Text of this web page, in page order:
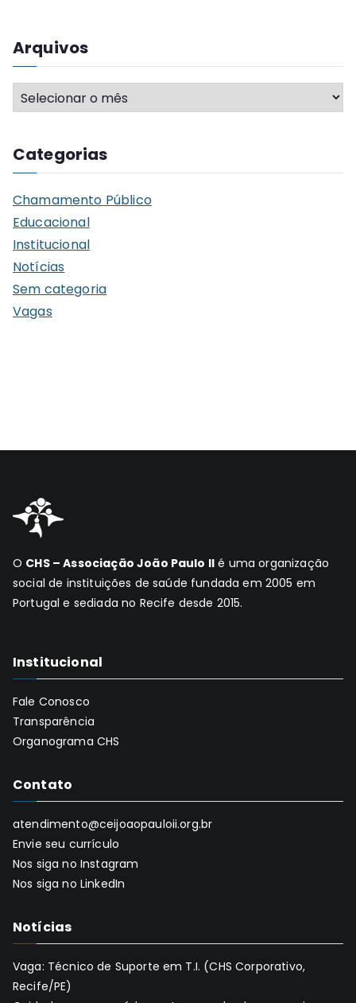
Arquivos
A
r
u
v
o
s
Categorias
Chamamento Público
Educacional
Institucional
Notícias
Sem categoria
Vagas
O CHS – Associação João Paulo II é uma organização
social de instituições de saúde fundada em 2005 em
Portugal e sediada no Recife desde 2015.
Institucional
Fale Conosco
Transparência
Organograma CHS
Contato
atendimento@ceijoaopauloii.org.br
Envie seu currículo
Nos siga no Instagram
Nos siga no LinkedIn
Notícias
Vaga: Técnico de Suporte em T.I. (CHS Corporativo,
Recife/PE)